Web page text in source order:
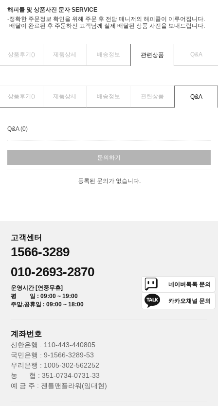
해피콜 및 상품사진 문자 SERVICE
-정확한 주문정보 확인을 위해 주문 후 전담 매니저의 해피콜이 이루어집니다.
-배달이 완료된 후 주문하신 고객님께 실제 배달된 상품 사진을 보내드립니다.
상품후기() 제품상세 배송정보 관련상품 Q&A
상품후기() 제품상세 배송정보 관련상품 Q&A
Q&A (0)
문의하기
등록된 문의가 없습니다.
고객센터
1566-3289
010-2693-2870
운영시간 [연중무휴]
평 일 : 09:00 ~ 19:00
주말,공휴일 : 09:00 ~ 18:00
네이버톡톡 문의
카카오채널 문의
계좌번호
신한은행 : 110-443-440805
국민은행 : 9-1566-3289-53
우리은행 : 1005-302-562252
농 협 : 351-0734-0731-33
예 금 주 : 젠틀맨플라워(임대현)